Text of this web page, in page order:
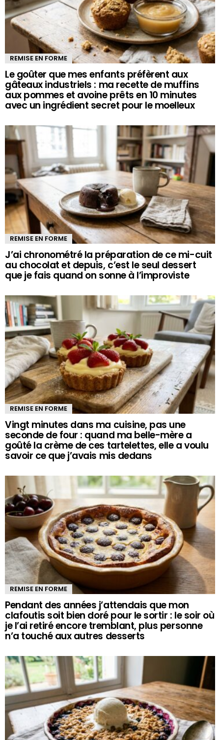
REMISE EN FORME
Le goûter que mes enfants préfèrent aux
gâteaux industriels : ma recette de muffins
aux pommes et avoine prêts en 10 minutes
avec un ingrédient secret pour le moelleux
REMISE EN FORME
J’ai chronométré la préparation de ce mi-cuit
au chocolat et depuis, c’est le seul dessert
que je fais quand on sonne à l’improviste
REMISE EN FORME
Vingt minutes dans ma cuisine, pas une
seconde de four : quand ma belle-mère a
goûté la crème de ces tartelettes, elle a voulu
savoir ce que j’avais mis dedans
REMISE EN FORME
Pendant des années j’attendais que mon
clafoutis soit bien doré pour le sortir : le soir où
je l’ai retiré encore tremblant, plus personne
n’a touché aux autres desserts